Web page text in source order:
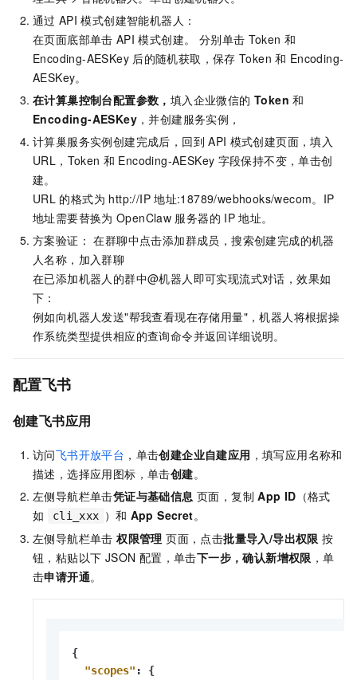
通过 API 模式创建智能机器人：
在页面底部单击 API 模式创建。 分别单击 Token 和
Encoding-AESKey 后的随机获取，保存 Token 和 Encoding-
AESKey。
在计算巢控制台配置参数， 填入企业微信的Token 和
Encoding-AESKey ，并创建服务实例，
计算巢服务实例创建完成后，回到 API 模式创建页面，填入
URL，Token 和 Encoding-AESKey 字段保持不变，单击创
建。
URL 的格式为 http://IP 地址:18789/webhooks/wecom。IP
地址需要替换为 OpenClaw 服务器的 IP 地址。
方案验证： 在群聊中点击添加群成员，搜索创建完成的机器
人名称，加入群聊
在已添加机器人的群中@机器人即可实现流式对话，效果如
下：
例如向机器人发送"帮我查看现在存储用量"，机器人将根据操
作系统类型提供相应的查询命令并返回详细说明。
配置飞书
创建飞书应用
访问飞书开放平台 ，单击创建企业自建应用 ，填写应用名称和
描述，选择应用图标，单击创建。
左侧导航栏单击凭证与基础信息 页面，复制 App ID （格式
如
cli_xxx ）和 App Secret。
左侧导航栏单击权限管理页面，点击批量导入/导出权限 按
钮，粘贴以下 JSON 配置，单击下一步，确认新增权限 ，单
击申请开通。
{
"scopes" :
{